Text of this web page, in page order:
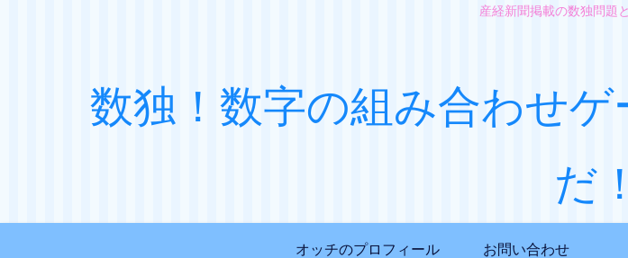
産経新聞掲載の数独問題
数独！数字の組み合わせ
だ！
オッチのプロフィール お問い合わせ